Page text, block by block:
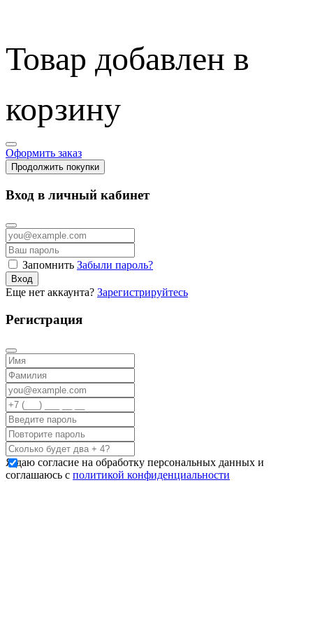
Товар добавлен в
корзину
Оформить заказ
Продолжить покупки
Вход в личный кабинет
Запомнить Забыли пароль?
Вход
Еще нет аккаунта? Зарегистрируйтесь
Регистрация
Я даю согласие на обработку персональных данных и
соглашаюсь с политикой конфиденциальности